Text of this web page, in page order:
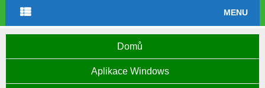
MENU
Domů
Aplikace Windows